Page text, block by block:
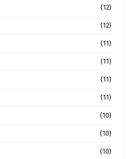
(12)
(12)
(11)
(11)
(11)
(11)
(10)
(10)
(10)